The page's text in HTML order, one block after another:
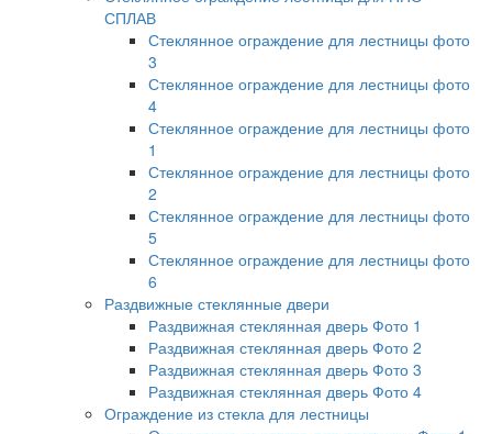
СПЛАВ
Стеклянное ограждение для лестницы фото
3
Стеклянное ограждение для лестницы фото
4
Стеклянное ограждение для лестницы фото
1
Стеклянное ограждение для лестницы фото
2
Стеклянное ограждение для лестницы фото
5
Стеклянное ограждение для лестницы фото
6
Раздвижные стеклянные двери
Раздвижная стеклянная дверь Фото 1
Раздвижная стеклянная дверь Фото 2
Раздвижная стеклянная дверь Фото 3
Раздвижная стеклянная дверь Фото 4
Ограждение из стекла для лестницы